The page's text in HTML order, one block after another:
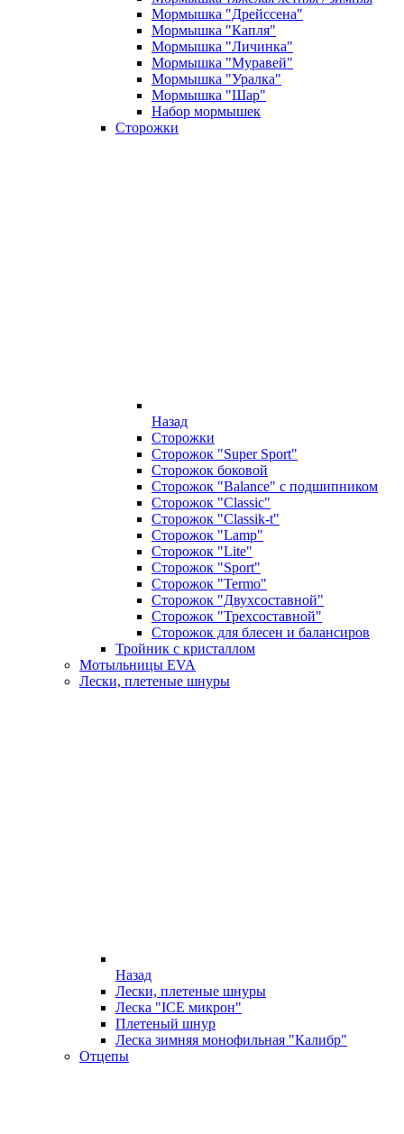
Мормышка "Дрейссена"
Мормышка "Капля"
Мормышка "Личинка"
Мормышка "Муравей"
Мормышка "Уралка"
Мормышка "Шар"
Набор мормышек
Сторожки
Назад
Сторожки
Сторожок "Super Sport"
Сторожок боковой
Сторожок "Balance" с подшипником
Сторожок "Classic"
Сторожок "Classik-t"
Сторожок "Lamp"
Сторожок "Lite"
Сторожок "Sport"
Сторожок "Termo"
Сторожок "Двухсоставной"
Сторожок "Трехсоставной"
Сторожок для блесен и балансиров
Тройник с кристаллом
Мотыльницы EVA
Лески, плетеные шнуры
Назад
Лески, плетеные шнуры
Леска "ICE микрон"
Плетеный шнур
Леска зимняя монофильная "Калибр"
Отцепы